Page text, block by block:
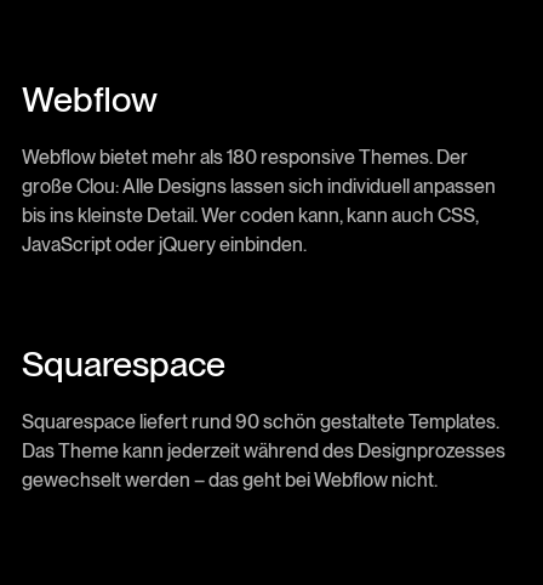
Webflow
Webflow bietet mehr als 180 responsive Themes. Der
große Clou: Alle Designs lassen sich individuell anpassen
bis ins kleinste Detail. Wer coden kann, kann auch CSS,
JavaScript oder jQuery einbinden.
Squarespace
Squarespace liefert rund 90 schön gestaltete Templates.
Das Theme kann jederzeit während des Designprozesses
gewechselt werden – das geht bei Webflow nicht.